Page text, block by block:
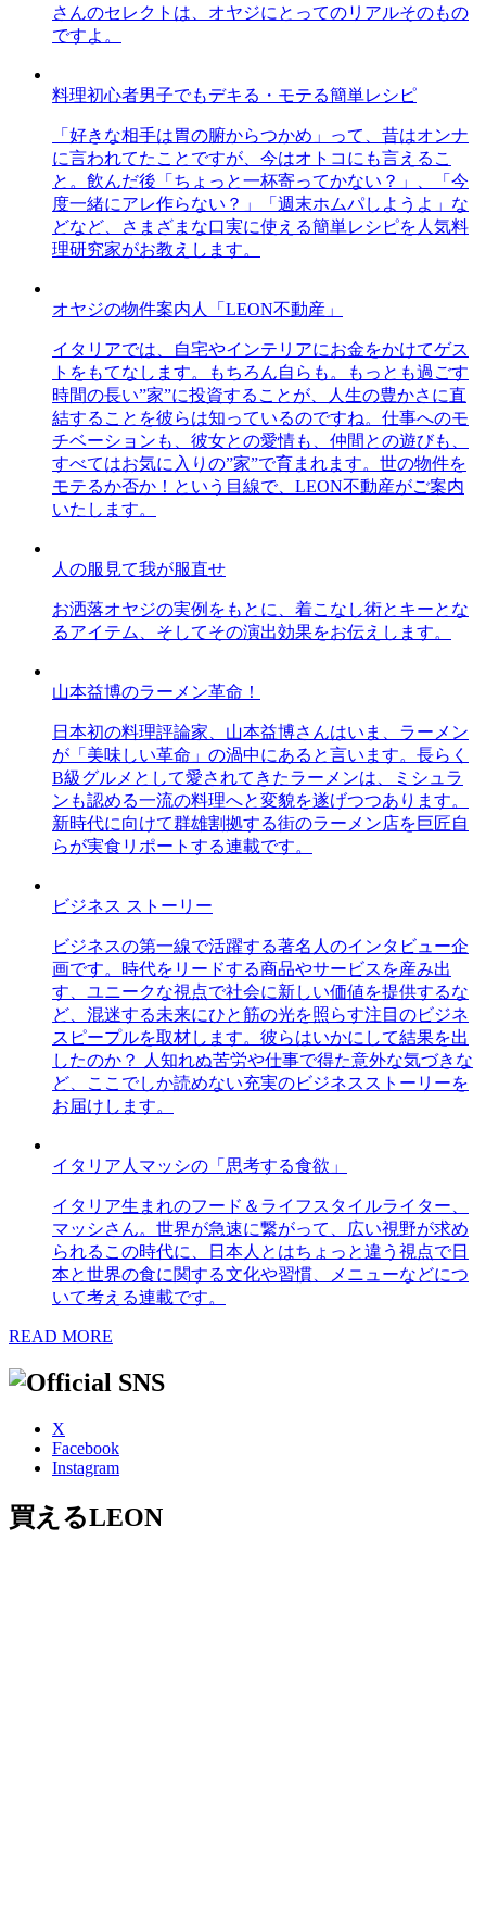
さんのセレクトは、オヤジにとってのリアルそのもの
ですよ。
料理初心者男子でもデキる・モテる簡単レシピ
「好きな相手は胃の腑からつかめ」って、昔はオンナ
に言われてたことですが、今はオトコにも言えるこ
と。飲んだ後「ちょっと一杯寄ってかない？」、「今
度一緒にアレ作らない？」「週末ホムパしようよ」な
どなど、さまざまな口実に使える簡単レシピを人気料
理研究家がお教えします。
オヤジの物件案内人「LEON不動産」
イタリアでは、自宅やインテリアにお金をかけてゲス
トをもてなします。もちろん自らも。もっとも過ごす
時間の長い”家”に投資することが、人生の豊かさに直
結することを彼らは知っているのですね。仕事へのモ
チベーションも、彼女との愛情も、仲間との遊びも、
すべてはお気に入りの”家”で育まれます。世の物件を
モテるか否か！という目線で、LEON不動産がご案内
いたします。
人の服見て我が服直せ
お洒落オヤジの実例をもとに、着こなし術とキーとな
るアイテム、そしてその演出効果をお伝えします。
山本益博のラーメン革命！
日本初の料理評論家、山本益博さんはいま、ラーメン
が「美味しい革命」の渦中にあると言います。長らく
B級グルメとして愛されてきたラーメンは、ミシュラ
ンも認める一流の料理へと変貌を遂げつつあります。
新時代に向けて群雄割拠する街のラーメン店を巨匠自
らが実食リポートする連載です。
ビジネス ストーリー
ビジネスの第一線で活躍する著名人のインタビュー企
画です。時代をリードする商品やサービスを産み出
す、ユニークな視点で社会に新しい価値を提供するな
ど、混迷する未来にひと筋の光を照らす注目のビジネ
スピープルを取材します。彼らはいかにして結果を出
したのか？ 人知れぬ苦労や仕事で得た意外な気づきな
ど、ここでしか読めない充実のビジネスストーリーを
お届けします。
イタリア人マッシの「思考する食欲」
イタリア生まれのフード＆ライフスタイルライター、
マッシさん。世界が急速に繋がって、広い視野が求め
られるこの時代に、日本人とはちょっと違う視点で日
本と世界の食に関する文化や習慣、メニューなどにつ
いて考える連載です。
READ MORE
X
Facebook
Instagram
買えるLEON